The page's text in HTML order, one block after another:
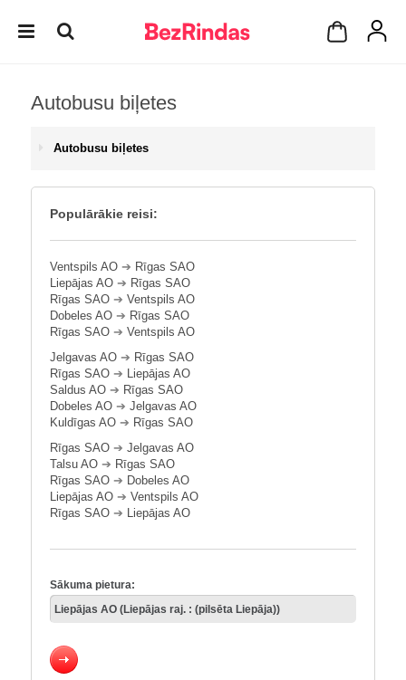
Autobusu biļetes
Autobusu biļetes
Populārākie reisi:
Ventspils AO ➔ Rīgas SAO
Liepājas AO ➔ Rīgas SAO
Rīgas SAO ➔ Ventspils AO
Dobeles AO ➔ Rīgas SAO
Rīgas SAO ➔ Ventspils AO
Jelgavas AO ➔ Rīgas SAO
Rīgas SAO ➔ Liepājas AO
Saldus AO ➔ Rīgas SAO
Dobeles AO ➔ Jelgavas AO
Kuldīgas AO ➔ Rīgas SAO
Rīgas SAO ➔ Jelgavas AO
Talsu AO ➔ Rīgas SAO
Rīgas SAO ➔ Dobeles AO
Liepājas AO ➔ Ventspils AO
Rīgas SAO ➔ Liepājas AO
Sākuma pietura: